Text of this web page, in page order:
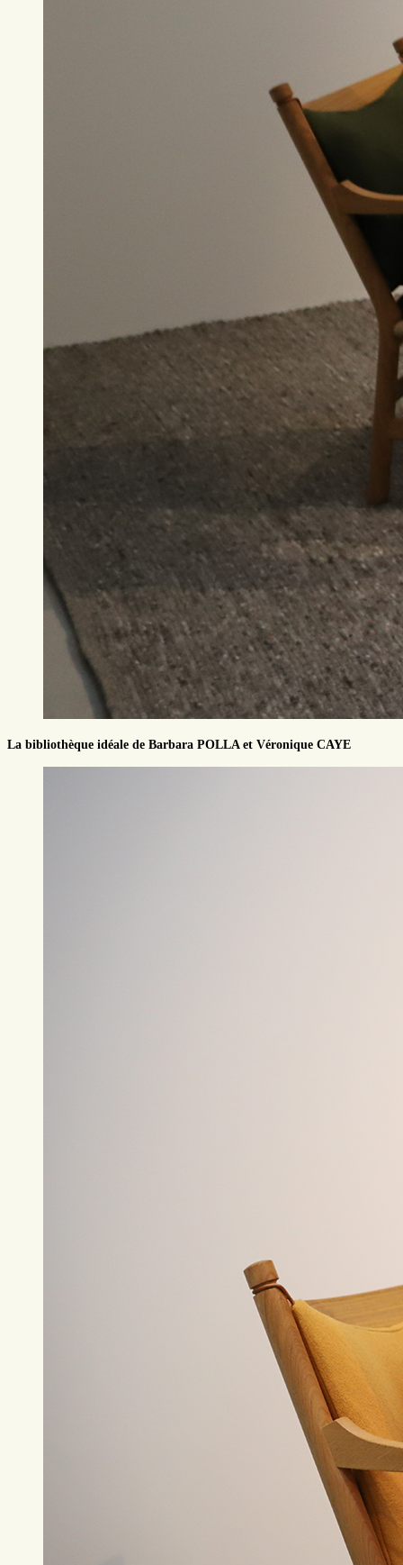
La bibliothèque idéale de Barbara POLLA et Véronique CAYE